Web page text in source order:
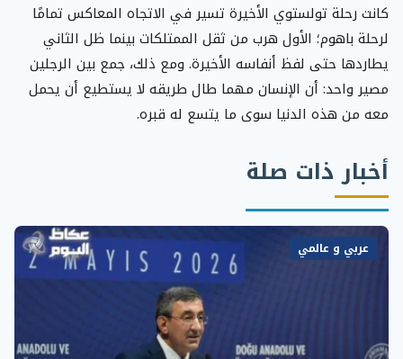
كانت رحلة تولستوي الأخيرة تسير في الاتجاه المعاكس تمامًا
لرحلة باهوم؛ الأول هرب من ثقل الممتلكات بينما ظل الثاني
يطاردها حتى لفظ أنفاسه الأخيرة. ومع ذلك، جمع بين الرجلين
مصير واحد: أن الإنسان مهما طال طريقه لا يستطيع أن يحمل
معه من هذه الدنيا سوى ما يتسع له قبره.
أخبار ذات صلة
عربي و عالمي